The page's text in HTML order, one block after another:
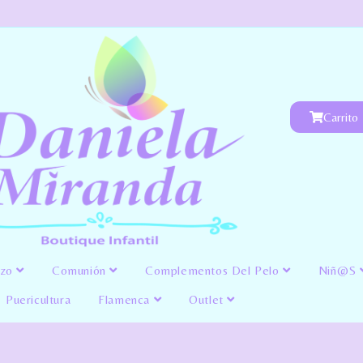
Carrito
Comunión Complementos Del Pelo Niñ@s
Puericultura Flamenca Outlet